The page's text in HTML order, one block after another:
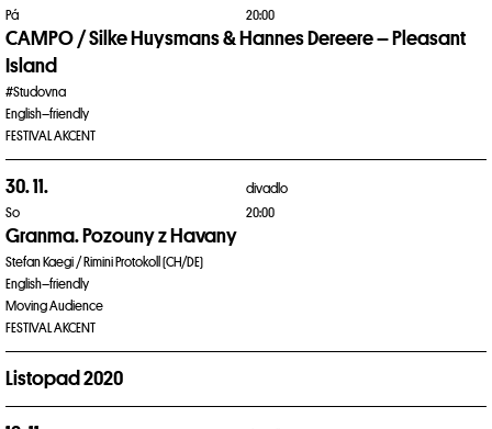
Pá
20:00
CAMPO / Silke Huysmans & Hannes Dereere – Pleasant
Island
#Studovna
English–friendly
FESTIVAL AKCENT
30. 11.
So
divadlo
20:00
Granma. Pozouny z Havany
Stefan Kaegi / Rimini Protokoll (CH/DE)
English–friendly
Moving Audience
FESTIVAL AKCENT
Listopad 2020